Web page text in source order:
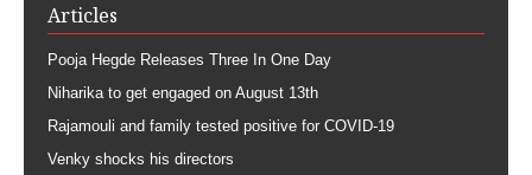
Articles
Pooja Hegde Releases Three In One Day
Niharika to get engaged on August 13th
Rajamouli and family tested positive for COVID-19
Venky shocks his directors